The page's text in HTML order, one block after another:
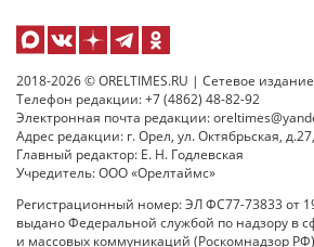
2018-2026 © ORELTIMES.RU | Сетевое
Телефон редакции: +7 (4862) 48-82-92
Электронная почта редакции:
Адрес редакции: г. Орел, ул. Октябрьская,
Главный редактор: Е. Н. Годлевская
Учредитель: ООО «Орелтаймс»
Регистрационный номер: ЭЛ ФС77-73833 от
выдано Федеральной службой по надзору в
и массовых коммуникаций (Роскомнадзор